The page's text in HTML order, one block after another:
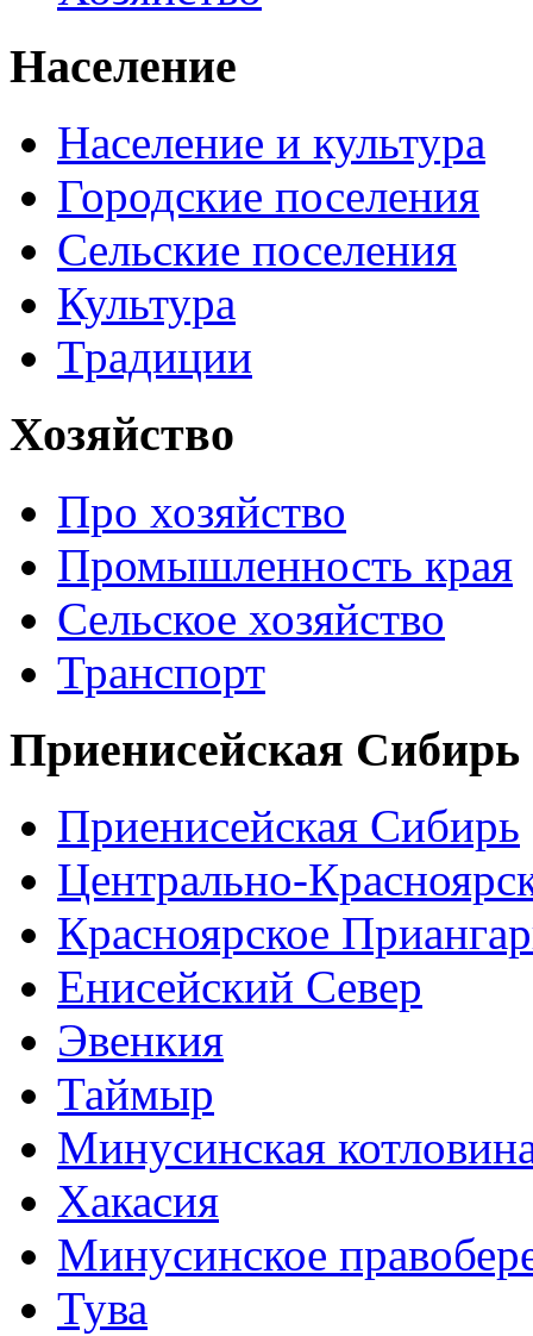
Население
Население и культура
Городские поселения
Сельские поселения
Культура
Традиции
Хозяйство
Про хозяйство
Промышленность края
Сельское хозяйство
Транспорт
Приенисейская Сибирь
Приенисейская Сибирь
Центрально-
Красноярское
Енисейский Север
Эвенкия
Таймыр
Минусинская
Хакасия
Минусинское
Тува